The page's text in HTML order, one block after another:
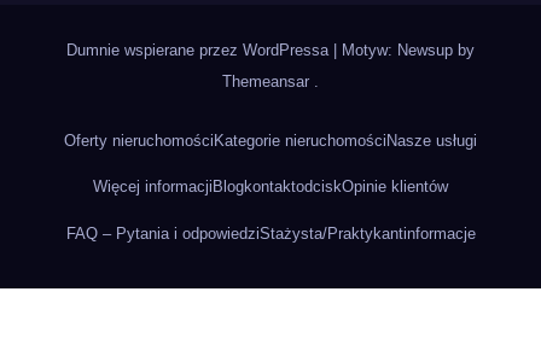
Dumnie wspierane przez WordPressa
Motyw: Newsup by
Themeansar .
Oferty nieruchomościKategorie nieruchomościNasze usługi
Więcej informacji BlogkontaktodciskOpinie klientów
FAQ – Pytania i odpowiedziStażysta/Praktykantinformacje